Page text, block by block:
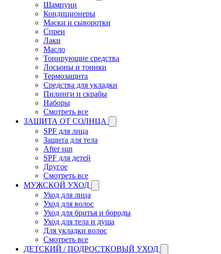
Шампуни
Кондиционеры
Маски и сыворотки
Спреи
Лаки
Масло
Тонирующие средства
Лосьоны и тоники
Термозащита
Средства для укладки
Пилинги и скрабы
Наборы
Смотреть все
ЗАЩИТА ОТ СОЛНЦА
SPF для лица
Защита для тела
After sun
SPF для детей
Другое
Смотреть все
МУЖСКОЙ УХОД
Уход для лица
Уход для волос
Уход для бритья и бороды
Уход для тела и душа
Для укладки волос
Смотреть все
ДЕТСКИЙ / ПОДРОСТКОВЫЙ УХОД